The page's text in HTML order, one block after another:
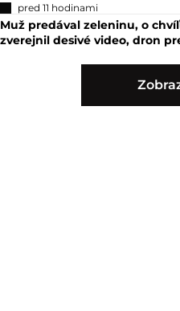
pred 11 hodinami
Muž predával zeleninu, o
zverejnil desivé video, dron